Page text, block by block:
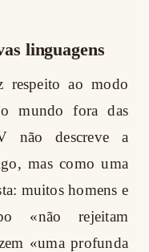
linguagens
respeito ao modo
mundo fora das
não descreve a
mas como uma
muitos homens e
«não rejeitam
«uma profunda